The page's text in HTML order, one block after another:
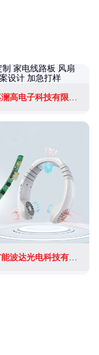
东莞嘉澜高电子科技有限公司
深圳市能波达光电科技有限公司